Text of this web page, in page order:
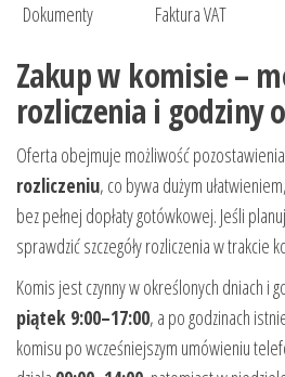
Dokumenty
Faktura VAT
Zakup w komisie –
rozliczenia i godziny
Oferta obejmuje możliwość pozostawienia
rozliczeniu, co bywa dużym
bez pełnej dopłaty gotówkowej. Jeśli
sprawdzić szczegóły rozliczenia w trakcie
Komis jest czynny w określonych dniach i
piątek 9:00–17:00, a po godzinach
komisu po wcześniejszym umówieniu